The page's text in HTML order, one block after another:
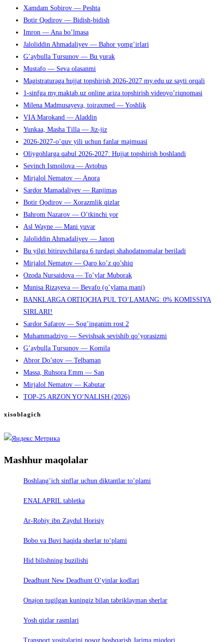
Xamdam Sobirov — Peshta
Botir Qodirov — Bidish-bidish
Imron — Ana bo’lmasa
Jaloliddin Ahmadaliyev — Bahor yomg’irlari
G’aybulla Tursunov — Bu yurak
Mustafo — Seva olasanmi
Magistraturaga hujjat topshirish 2026-2027 my.edu.uz sayti orqali
1-sinfga my.maktab.uz online ariza topshirish videoyo’riqnomasi
Milena Madmusayeva, toiraxmed — Yoshlik
VIA Marokand — Aladdin
Yunkaa, Masha Tilla — Jiz-jiz
2026-2027-o’quv yili uchun fanlar majmuasi
Oliygohlarga qabul 2026-2027: Hujjat topshirish boshlandi
Sevinch Ismoilova — Avtobus
Mirjalol Nematov — Anora
Sardor Mamadaliyev — Ranjimas
Botir Qodirov — Xorazmlik qizlar
Bahrom Nazarov — O’tkinchi yor
Asl Wayne — Mani yuvar
Jaloliddin Ahmadaliyev — Janon
Bu yilgi bitiruvchilarga 6 turdagi shahodatnomalar beriladi
Mirjalol Nematov — Qaro ko’z qo’shiq
Ozoda Nursaidova — To’ylar Muborak
Munisa Rizayeva — Bevafo (o’ylama mani)
BANKLARGA ORTIQCHA PUL TO‘LAMANG: 0% KOMISSIYA
SIRLARI!
Sardor Safarov — Sog’inganim rost 2
Muhammadziyo — Sevishsak sevishib qo’yorasizmi
G’aybulla Tursunov — Komila
Abror Do’stov — Telbaman
Massa, Ruhsora Emm — San
Mirjalol Nematov — Kabutar
TOP-25 ARZON YO‘NALISH (2026)
xisoblagich
Mashhur maqolalar
Boshlang’ich sinflar uchun diktantlar to’plami
ENALAPRIL tabletka
Ar-Robiy ibn Zaydul Horisiy
Bobo va Buvi haqida sherlar to‘plami
Hid bilishning buzilishi
Deadhunt New Deadhunt O’yinlar kodlari
Onajon tugilgan kuningiz bilan tabriklayman sherlar
Yosh qizlar rasmlari
Trаnsport vositаlаrini nosoz boshqаrish Jаrimа miqdori